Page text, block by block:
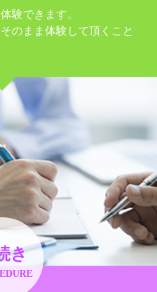
験できます。
のまま体験して頂くこと
き